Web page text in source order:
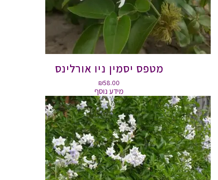
מטפס יסמין ניו אורלינס
₪58.00
מידע נוסף